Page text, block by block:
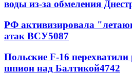
воды из-за обмеления
РФ активизировала
атак ВСУ5087
Польские F-16 перехватили
шпион над Балтикой4742